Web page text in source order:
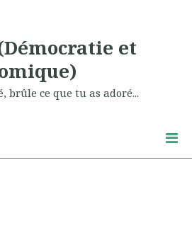
et
brûle ce que tu as adoré...